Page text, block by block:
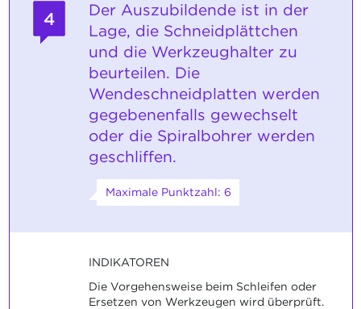
4
Der Auszubildende ist in der
Lage, die Schneidplättchen
und die Werkzeughalter zu
beurteilen. Die
Wendeschneidplatten werden
gegebenenfalls gewechselt
oder die Spiralbohrer werden
geschliffen.
Maximale Punktzahl: 6
INDIKATOREN
Die Vorgehensweise beim Schleifen oder
Ersetzen von Werkzeugen wird überprüft.